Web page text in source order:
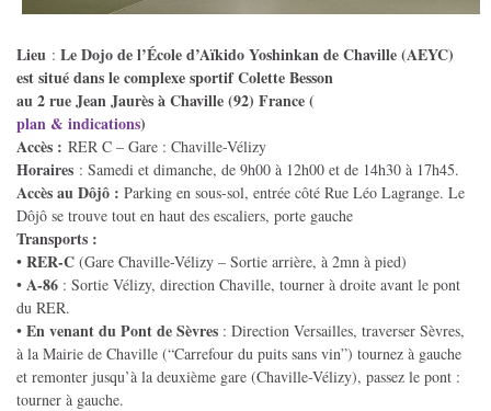
Lieu : Le Dojo de l’École d’Aïkido Yoshinkan de Chaville (AEYC)
est situé dans le complexe sportif Colette Besson
au 2 rue Jean Jaurès à Chaville (92) France (
plan & indications)
Accès : RER C – Gare : Chaville-Vélizy
Horaires : Samedi et dimanche, de 9h00 à 12h00 et de 14h30 à 17h45.
Accès au Dôjô : Parking en sous-sol, entrée côté Rue Léo Lagrange. Le
Dôjô se trouve tout en haut des escaliers, porte gauche
Transports :
• RER-C (Gare Chaville-Vélizy – Sortie arrière, à 2mn à pied)
• A-86 : Sortie Vélizy, direction Chaville, tourner à droite avant le pont
du RER.
• En venant du Pont de Sèvres : Direction Versailles, traverser Sèvres,
à la Mairie de Chaville (“Carrefour du puits sans vin”) tournez à gauche
et remonter jusqu’à la deuxième gare (Chaville-Vélizy), passez le pont :
tourner à gauche.